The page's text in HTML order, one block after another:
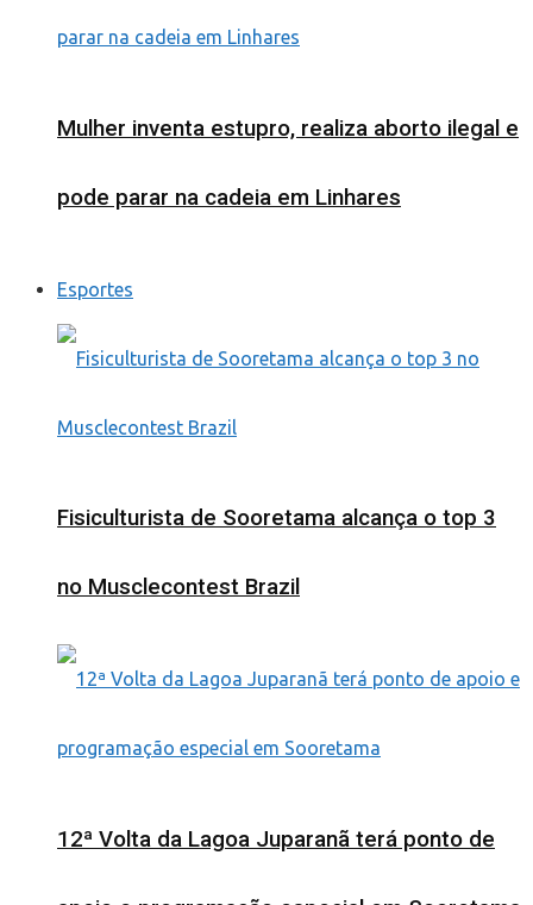
Mulher inventa estupro, realiza aborto ilegal e
pode parar na cadeia em Linhares
Esportes
Fisiculturista de Sooretama alcança o top 3
no Musclecontest Brazil
12ª Volta da Lagoa Juparanã terá ponto de